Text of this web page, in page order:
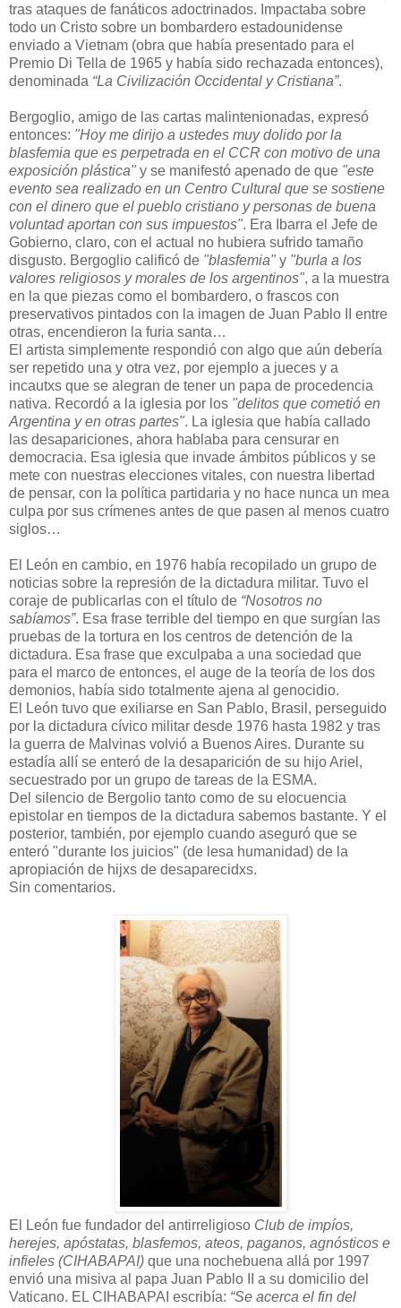
tras ataques de fanáticos adoctrinados. Impactaba sobre
todo un Cristo sobre un bombardero estadounidense
enviado a Vietnam (obra que había presentado para el
Premio Di Tella de 1965 y había sido rechazada entonces),
denominada “La Civilización Occidental y Cristiana”.
Bergoglio, amigo de las cartas malintenionadas, expresó
entonces: "Hoy me dirijo a ustedes muy dolido por la
blasfemia que es perpetrada en el CCR con motivo de una
exposición plástica" y se manifestó apenado de que "este
evento sea realizado en un Centro Cultural que se sostiene
con el dinero que el pueblo cristiano y personas de buena
voluntad aportan con sus impuestos". Era Ibarra el Jefe de
Gobierno, claro, con el actual no hubiera sufrido tamaño
disgusto. Bergoglio calificó de "blasfemia" y "burla a los
valores religiosos y morales de los argentinos", a la muestra
en la que piezas como el bombardero, o frascos con
preservativos pintados con la imagen de Juan Pablo II entre
otras, encendieron la furia santa…
El artista simplemente respondió con algo que aún debería
ser repetido una y otra vez, por ejemplo a jueces y a
incautxs que se alegran de tener un papa de procedencia
nativa. Recordó a la iglesia por los "delitos que cometió en
Argentina y en otras partes". La iglesia que había callado
las desapariciones, ahora hablaba para censurar en
democracia. Esa iglesia que invade ámbitos públicos y se
mete con nuestras elecciones vitales, con nuestra libertad
de pensar, con la política partidaria y no hace nunca un mea
culpa por sus crímenes antes de que pasen al menos cuatro
siglos…
El León en cambio, en 1976 había recopilado un grupo de
noticias sobre la represión de la dictadura militar. Tuvo el
coraje de publicarlas con el título de “Nosotros no
sabíamos”. Esa frase terrible del tiempo en que surgían las
pruebas de la tortura en los centros de detención de la
dictadura. Esa frase que exculpaba a una sociedad que
para el marco de entonces, el auge de la teoría de los dos
demonios, había sido totalmente ajena al genocidio.
El León tuvo que exiliarse en San Pablo, Brasil, perseguido
por la dictadura cívico militar desde 1976 hasta 1982 y tras
la guerra de Malvinas volvió a Buenos Aires. Durante su
estadía allí se enteró de la desaparición de su hijo Ariel,
secuestrado por un grupo de tareas de la ESMA.
Del silencio de Bergolio tanto como de su elocuencia
epistolar en tiempos de la dictadura sabemos bastante. Y el
posterior, también, por ejemplo cuando aseguró que se
enteró "durante los juicios" (de lesa humanidad) de la
apropiación de hijxs de desaparecidxs.
Sin comentarios.
El León fue fundador del antirreligioso Club de impíos,
herejes, apóstatas, blasfemos, ateos, paganos, agnósticos e
infieles (CIHABAPAI) que una nochebuena allá por 1997
envió una misiva al papa Juan Pablo II a su domicilio del
Vaticano. EL CIHABAPAI escribía: “Se acerca el fin del